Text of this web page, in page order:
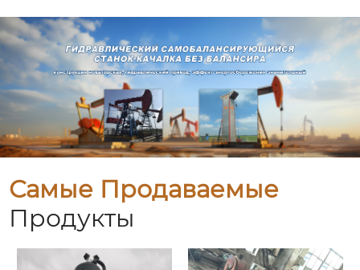
Самые Продаваемые
Продукты